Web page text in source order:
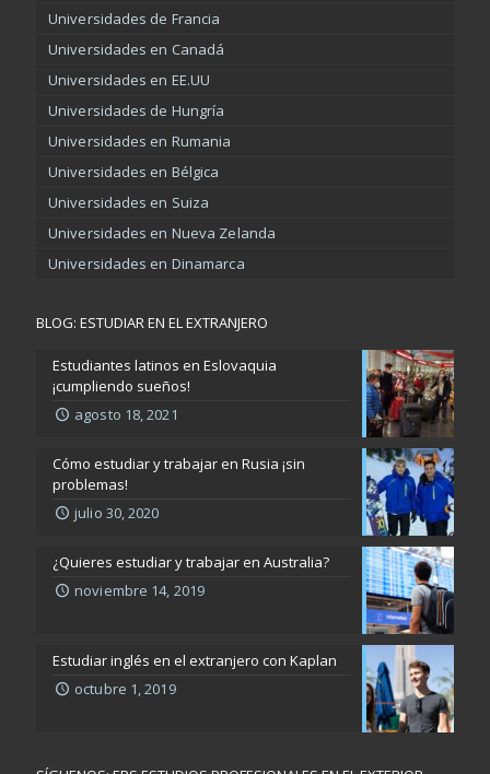
Universidades de Francia
Universidades en Canadá
Universidades en EE.UU
Universidades de Hungría
Universidades en Rumania
Universidades en Bélgica
Universidades en Suiza
Universidades en Nueva Zelanda
Universidades en Dinamarca
BLOG: ESTUDIAR EN EL EXTRANJERO
Estudiantes latinos en Eslovaquia
¡cumpliendo sueños!
agosto 18, 2021
Cómo estudiar y trabajar en Rusia ¡sin
problemas!
julio 30, 2020
¿Quieres estudiar y trabajar en Australia?
noviembre 14, 2019
Estudiar inglés en el extranjero con Kaplan
octubre 1, 2019